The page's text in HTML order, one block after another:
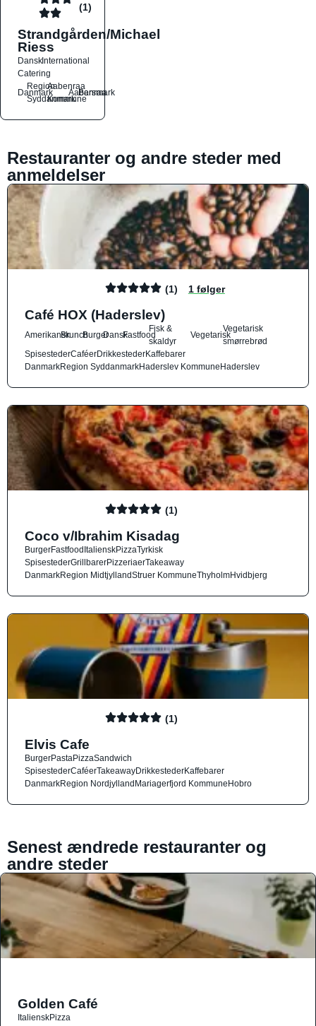
(1)
Strandgården/Michael
Riess
DanskInternational
Catering
Danmark
Region
Syddanmark
Aabenraa
Kommune
Aabenraa
Barsmark
Restauranter og andre steder med
anmeldelser
(1) 1 følger
Café HOX (Haderslev)
AmerikanskBrunchBurgerDanskFastfood
Fisk &
skaldyr
Vegetarisk
Vegetarisk
smørrebrød
SpisestederCaféerDrikkestederKaffebarer
DanmarkRegion SyddanmarkHaderslev KommuneHaderslev
(1)
Coco v/Ibrahim Kisadag
BurgerFastfoodItalienskPizzaTyrkisk
SpisestederGrillbarerPizzeriaerTakeaway
DanmarkRegion MidtjyllandStruer KommuneThyholmHvidbjerg
(1)
Elvis Cafe
BurgerPastaPizzaSandwich
SpisestederCaféerTakeawayDrikkestederKaffebarer
DanmarkRegion NordjyllandMariagerfjord KommuneHobro
Senest ændrede restauranter og
andre steder
Golden Café
ItalienskPizza